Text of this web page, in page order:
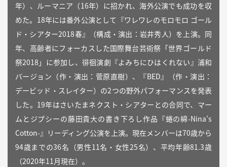
年）、ルーマニア（16年）に招かれ、海外公演でも成功を収
めた。18年には番外公演として『ワレワレのモロモロ ゴール
ド・シアター2018春』（構成・演出：岩井秀人）を上演。同
年、高齢者にフォーカスした国際舞台芸術祭「世界ゴールド
祭2018」に参加し、徘徊演劇『よみちにひはくれない』浦和
バージョン（作・演出：菅原直樹）、『BED』（作・演出：
デービッド・スレイター）の2つの野外パフォーマンスを発表
した。19年はさいたまネクスト・シアターとの合同で、マー
ムとジプシーの藤田貴大の書き下ろし作品『蜷の綿-Nina’s
Cotton-』リーディング公演を上演。現在メンバーは70歳から
94歳までの36名（男性11名・女性25名）、平均年齢81.3歳
（2020年11月現在）。